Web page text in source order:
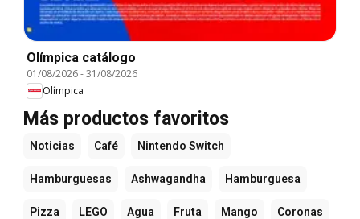
Olímpica catálogo
01/08/2026-31/08/2026
Olímpica
Más productos favoritos
Noticias Café Nintendo Switch
Hamburguesas Ashwagandha Hamburguesa
Pizza LEGO Agua Fruta Mango Coronas